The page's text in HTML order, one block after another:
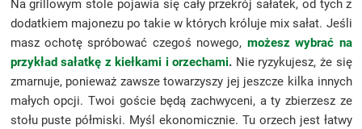
Na grillowym stole pojawia się cały przekrój sałatek, od tych z
dodatkiem majonezu po takie w których króluje mix sałat. Jeśli
masz ochotę spróbować czegoś nowego, możesz wybrać na
przykład sałatkę z kiełkami i orzechami. Nie ryzykujesz, że się
zmarnuje, ponieważ zawsze towarzyszy jej jeszcze kilka innych
małych opcji. Twoi goście będą zachwyceni, a ty zbierzesz ze
stołu puste półmiski. Myśl ekonomicznie. Tu orzech jest łatwy